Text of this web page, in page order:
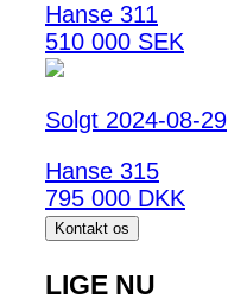
Hanse 311
510 000 SEK
Solgt 2024-08-29
Hanse 315
795 000 DKK
Kontakt os
LIGE NU